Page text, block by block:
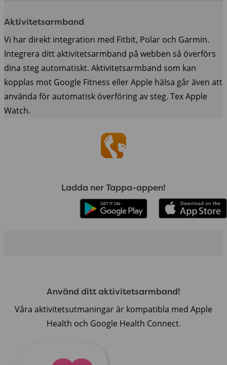
Aktivitetsarmband
Vi har direkt integration med Fitbit, Polar och Garmin.
Integrera ditt aktivitetsarmband på webben så överförs
dina steg automatiskt. Aktivitetsarmband som kan
kopplas mot Google Fitness eller Apple hälsa går även att
använda för automatisk överföring av steg. Tex Apple
Watch.
Ladda ner Tappa-appen!
Använd ditt aktivitetsarmband!
Våra aktivitetsutmaningar är kompatibla med Apple
Health och Google Health Connect.